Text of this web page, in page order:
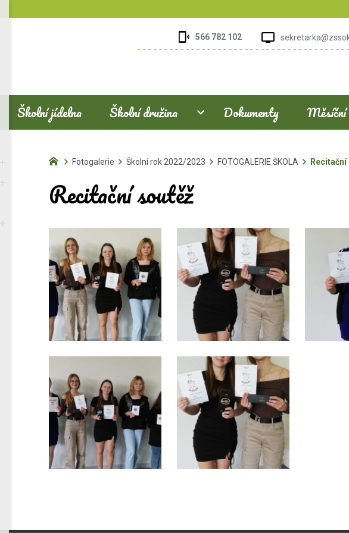
566 782 102
Školní jídelna Školní družina Dokumenty Měsíční
Fotogalerie Školní rok 2022/2023 FOTOGALERIE ŠKOLA
Recitační soutěž